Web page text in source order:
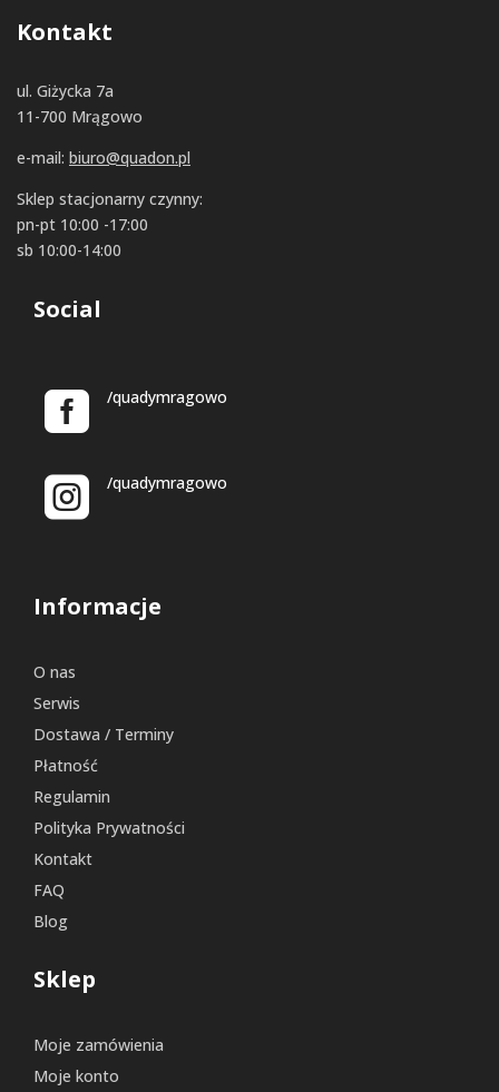
Kontakt
ul. Giżycka 7a
11-700 Mrągowo
e-mail: biuro@quadon.pl
Sklep stacjonarny czynny:
pn-pt 10:00 -17:00
sb 10:00-14:00
Social
/quadymragowo
/quadymragowo
Informacje
O nas
Serwis
Dostawa / Terminy
Płatność
Regulamin
Polityka Prywatności
Kontakt
FAQ
Blog
Sklep
Moje zamówienia
Moje konto